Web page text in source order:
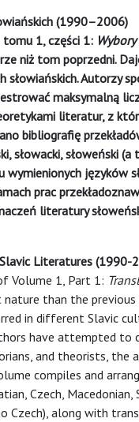
(1990–2006)
1, części 1:
niż tom poprzedni.
słowiańskich. Autorzy
maksymalną
literatur, z
bibliografię
słowacki, słoweński
języków
prac
literatury
Literatures (1990-
Volume 1, Part 1:
than the
in different Slavic
have attempted to
and theorists, the
compiles and
Czech, Macedonian,
Czech), along with